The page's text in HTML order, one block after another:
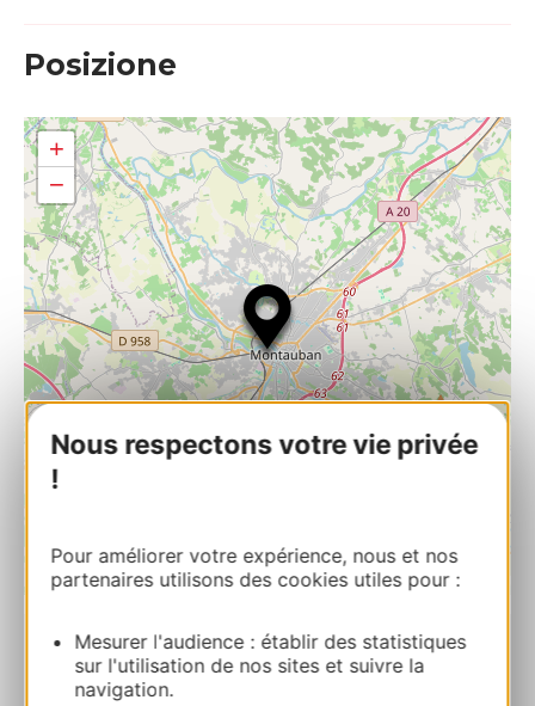
Nous respectons votre vie privée
!
Pour améliorer votre expérience, nous et nos
partenaires utilisons des cookies utiles pour :
Mesurer l'audience : établir des statistiques
sur l'utilisation de nos sites et suivre la
navigation.
Posizione
+
−
Leaflet| Map data ©OpenStreetMap contributors
Le Marignan
Le Marignan107 avenue Aristide Briand